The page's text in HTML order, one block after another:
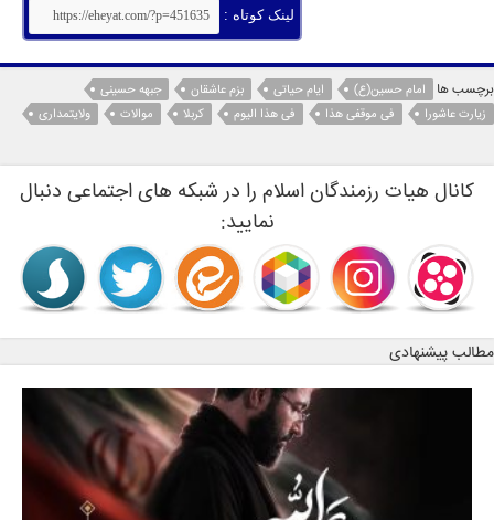
لینک کوتاه :
برچسب ها امام حسین(ع) ایام حیاتی بزم عاشقان
جبهه حسینی
زیارت عاشورا
فی موقفی هذا فی هذا الیوم کربلا موالات ولایتمداری
کانال هیات رزمندگان اسلام را در شبکه های اجتماعی دنبال
نمایید:
مطالب پیشنهادی